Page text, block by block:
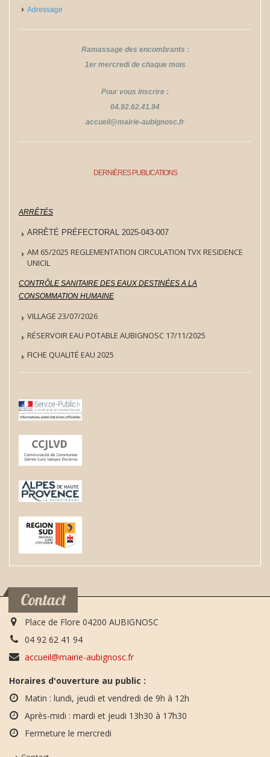
Adressage
Ramassage des encombrants :
1er mercredi de chaque mois
Pour vous inscrire :
04.92.62.41.94
​​​​​​​accueil@mairie-aubignosc.fr
DERNIÈRES PUBLICATIONS
ARRÊTÉS
ARRÊTÉ PRÉFECTORAL 2025-043-007
AM 65/2025 REGLEMENTATION CIRCULATION TVX RESIDENCE
UNICIL
CONTRÔLE SANITAIRE DES EAUX DESTINÉES A LA
CONSOMMATION HUMAINE
VILLAGE 23/07/2026
RÉSERVOIR EAU POTABLE AUBIGNOSC 17/11/2025
FICHE QUALITÉ EAU 2025
Contact
Place de Flore 04200 AUBIGNOSC
04 92 62 41 94
accueil@mairie-aubignosc.fr
Horaires d'ouverture au public :
Matin : lundi, jeudi et vendredi de 9h à 12h
Après-midi : mardi et jeudi 13h30 à 17h30
Fermeture le mercredi